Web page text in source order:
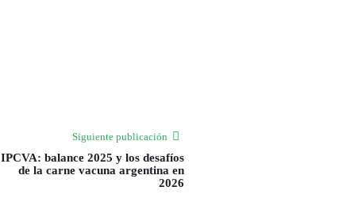
Siguiente publicación
IPCVA: balance 2025 y los desafíos
de la carne vacuna argentina en
2026